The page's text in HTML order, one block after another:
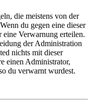
die meistens von der
du gegen eine dieser
eine Verwarnung erteilen.
der Administration
nichts mit dieser
einen Administrator,
du verwarnt wurdest.